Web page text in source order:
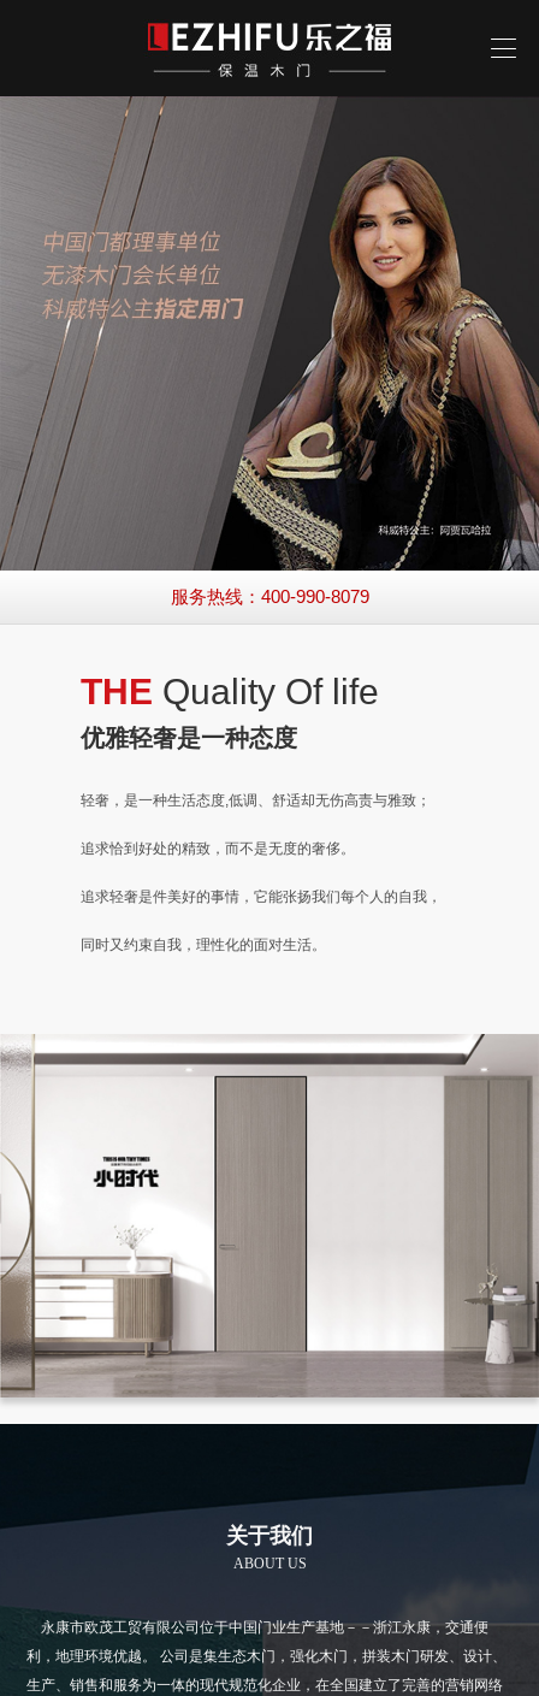
服务热线：400-990-8079
THE Quality Of life
优雅轻奢是一种态度
轻奢，是一种生活态度,低调、舒适却无伤高责与雅致；
追求恰到好处的精致，而不是无度的奢侈。
追求轻奢是件美好的事情，它能张扬我们每个人的自我，
同时又约束自我，理性化的面对生活。
关于我们
ABOUT US
永康市欧茂工贸有限公司位于中国门业生产基地－－浙江永康，交通便
利，地理环境优越。 公司是集生态木门，强化木门，拼装木门研发、设计、
生产、销售和服务为一体的现代规范化企业，在全国建立了完善的营销网络